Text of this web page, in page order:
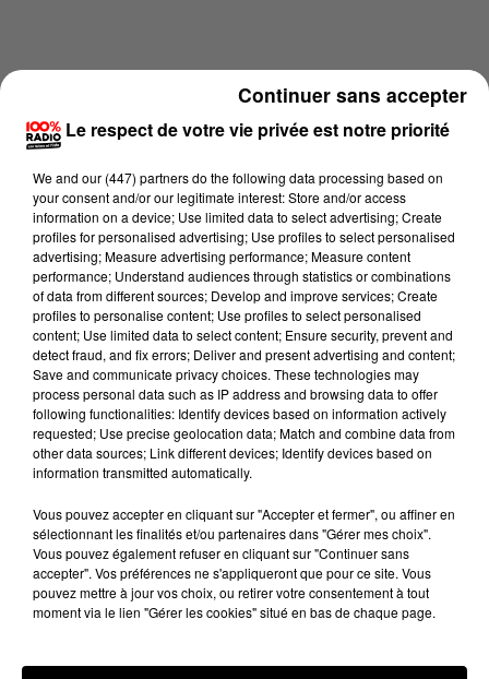
Lecture (4 min 58 sec)
100%
100% Radio les infos de l'Hérault
7 mai 2025 - 4 min 58 sec
LES INFOS DE L'HÉRAULT DU 07/05/2025 À
17H59
Podcasts infos de l'Hérault
Le respect de votre vie privée est notre priorité
We and our (447) partnersdo the following data processing based on
your consent and/or our legitimate interest: Store and/or access
information on a device; Use limited data to select advertising; Create
profiles for personalised advertising; Use profiles to select personalised
advertising; Measure advertising performance; Measure content
performance; Understand audiences through statistics or combinations
of data from different sources; Develop and improve services; Create
profiles to personalise content; Use profiles to select personalised
content; Use limited data to select content; Ensure security, prevent and
detect fraud, and fix errors; Deliver and present advertising and content;
Save and communicate privacy choices. These technologies may
process personal data such as IP address and browsing data to offer
following functionalities: Identify devices based on information actively
requested; Use precise geolocation data; Match and combine data from
other data sources; Link different devices; Identify devices based on
information transmitted automatically.
Vous pouvez accepter en cliquant sur "Accepter et fermer", ou affiner en
sélectionnant les finalités et/ou partenaires dans "Gérer mes choix".
Vous pouvez également refuser en cliquant sur "Continuer sans
accepter". Vos préférences ne s'appliqueront que pour ce site. Vous
pouvez mettre à jour vos choix, ou retirer votre consentement à tout
moment via le lien "Gérer les cookies" situé en bas de chaque page.
Continuer sans accepter